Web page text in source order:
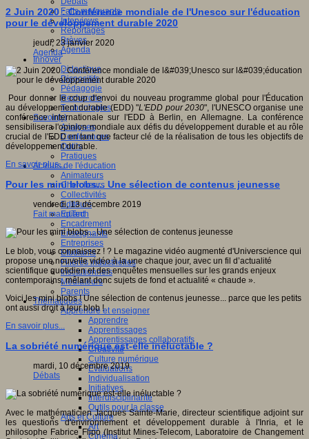
Faits marquants
Interviews
Reportages
Brèves
Agenda
Innover
Didactique
Dispositifs
Pédagogie
Recherche
Technologies
Savoir(s)
Analyses
Conférences
Outils
Pratiques
Acteurs de l'éducation
Animateurs
Chercheurs
Collectivités
Editeurs
EdTech
Encadrement
Enseignants
Entreprises
Etudiants
Filières industrielles
Institutionnels
Médiateurs
Parents
Thématiques
Apprendre et enseigner
Apprendre
Apprentissages
Apprentissages collaboratifs
Créativité
Culture numérique
Evaluations
Individualisation
Initiatives
Interdisciplinarité
Outils pour la classe
Arts et Culture
Art
Cinéma
2 Juin 2020 : Conférence mondiale de l'Unesco sur l'éducation
pour le développement durable 2020
jeudi, 23 janvier 2020
Agenda
Pour donner le coup d'envoi du nouveau programme global pour l'Éducation
au développement durable (EDD) "L'EDD pour 2030", l'UNESCO organise une
conférence internationale sur l'EDD à Berlin, en Allemagne. La conférence
sensibilisera l'opinion mondiale aux défis du développement durable et au rôle
crucial de l'EDD en tant que facteur clé de la réalisation de tous les objectifs de
développement durable.
En savoir plus...
Pour les mini blobs... Une sélection de contenus jeunesse
vendredi, 13 décembre 2019
Fait marquant
Le blob, vous connaissez ! ? Le magazine vidéo augmenté d'Universcience qui
propose une nouvelle vidéo à la une chaque jour, avec un fil d’actualité
scientifique quotidien et des enquêtes mensuelles sur les grands enjeux
contemporains, mêlant donc sujets de fond et actualité « chaude ».
Voici les mini blobs ! Une sélection de contenus jeunesse... parce que les petits
ont aussi droit à leur blob !
En savoir plus...
La sobriété numérique est-elle inéluctable ?
mardi, 10 décembre 2019
Débats
Avec le mathématicien Jacques Sainte-Marie, directeur scientifique adjoint sur
les questions d'environnement et développement durable à l'Inria, et le
philosophe Fabrice Flipo (Institut Mines-Telecom, Laboratoire de Changement